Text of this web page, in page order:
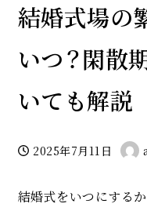
結婚式場の
いつ？閑散
いても解説
投稿日
2025年7月11日
著
結婚式をいつにする